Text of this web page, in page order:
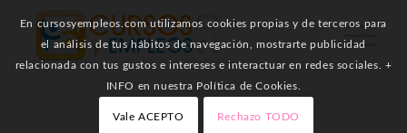
En cursosyempleos.com utilizamos cookies propias y de terceros para
el análisis de tus hábitos de navegación, mostrarte publicidad
relacionada con tus gustos e intereses e interactuar en redes sociales. +
INFO en nuestra Política de Cookies.
Vale ACEPTO Rechazo TODO